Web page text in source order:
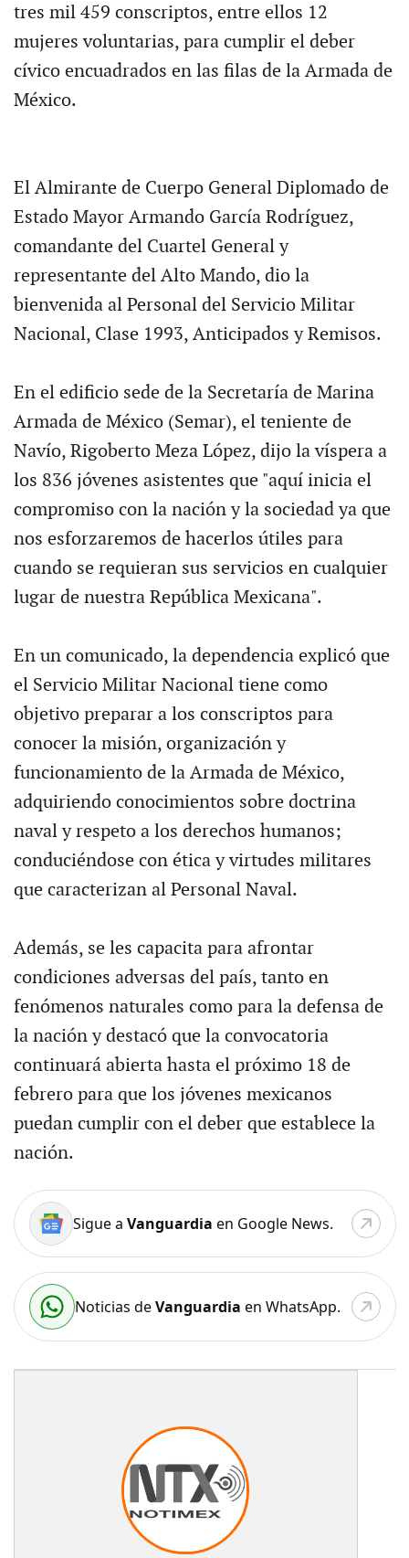
tres mil 459 conscriptos, entre ellos 12
mujeres voluntarias, para cumplir el deber
cívico encuadrados en las filas de la Armada de
México.
El Almirante de Cuerpo General Diplomado de
Estado Mayor Armando García Rodríguez,
comandante del Cuartel General y
representante del Alto Mando, dio la
bienvenida al Personal del Servicio Militar
Nacional, Clase 1993, Anticipados y Remisos.
En el edificio sede de la Secretaría de Marina
Armada de México (Semar), el teniente de
Navío, Rigoberto Meza López, dijo la víspera a
los 836 jóvenes asistentes que "aquí inicia el
compromiso con la nación y la sociedad ya que
nos esforzaremos de hacerlos útiles para
cuando se requieran sus servicios en cualquier
lugar de nuestra República Mexicana".
En un comunicado, la dependencia explicó que
el Servicio Militar Nacional tiene como
objetivo preparar a los conscriptos para
conocer la misión, organización y
funcionamiento de la Armada de México,
adquiriendo conocimientos sobre doctrina
naval y respeto a los derechos humanos;
conduciéndose con ética y virtudes militares
que caracterizan al Personal Naval.
Además, se les capacita para afrontar
condiciones adversas del país, tanto en
fenómenos naturales como para la defensa de
la nación y destacó que la convocatoria
continuará abierta hasta el próximo 18 de
febrero para que los jóvenes mexicanos
puedan cumplir con el deber que establece la
nación.
Sigue a Vanguardia en Google News.
Noticias deVanguardia en WhatsApp.